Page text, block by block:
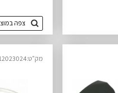
צפה
מק"ט:12023024